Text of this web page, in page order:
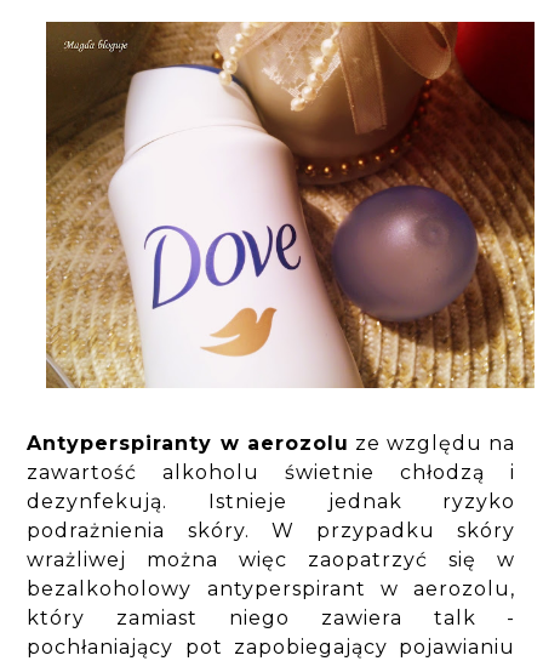
Antyperspiranty w aerozolu ze względu na
zawartość alkoholu świetnie chłodzą i
dezynfekują. Istnieje jednak ryzyko
podrażnienia skóry. W przypadku skóry
wrażliwej można więc zaopatrzyć się w
bezalkoholowy antyperspirant w aerozolu,
który zamiast niego zawiera talk -
pochłaniający pot zapobiegający pojawianiu